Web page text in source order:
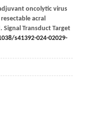
oncolytic virus
acral
Signal Transduct Target
s41392-024-02029-